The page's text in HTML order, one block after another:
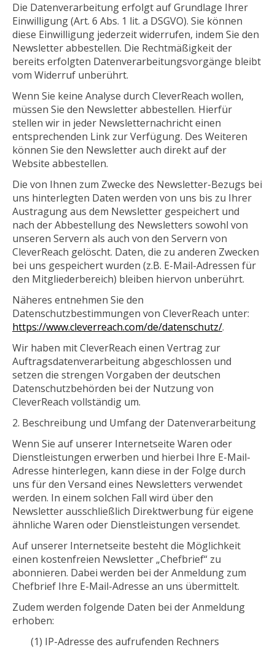
Die Datenverarbeitung erfolgt auf Grundlage Ihrer
Einwilligung (Art. 6 Abs. 1 lit. a DSGVO). Sie können
diese Einwilligung jederzeit widerrufen, indem Sie den
Newsletter abbestellen. Die Rechtmäßigkeit der
bereits erfolgten Datenverarbeitungsvorgänge bleibt
vom Widerruf unberührt.
Wenn Sie keine Analyse durch CleverReach wollen,
müssen Sie den Newsletter abbestellen. Hierfür
stellen wir in jeder Newsletternachricht einen
entsprechenden Link zur Verfügung. Des Weiteren
können Sie den Newsletter auch direkt auf der
Website abbestellen.
Die von Ihnen zum Zwecke des Newsletter-Bezugs bei
uns hinterlegten Daten werden von uns bis zu Ihrer
Austragung aus dem Newsletter gespeichert und
nach der Abbestellung des Newsletters sowohl von
unseren Servern als auch von den Servern von
CleverReach gelöscht. Daten, die zu anderen Zwecken
bei uns gespeichert wurden (z.B. E-Mail-Adressen für
den Mitgliederbereich) bleiben hiervon unberührt.
Näheres entnehmen Sie den
Datenschutzbestimmungen von CleverReach unter:
https://www.cleverreach.com/de/datenschutz/.
Wir haben mit CleverReach einen Vertrag zur
Auftragsdatenverarbeitung abgeschlossen und
setzen die strengen Vorgaben der deutschen
Datenschutzbehörden bei der Nutzung von
CleverReach vollständig um.
Beschreibung und Umfang der Datenverarbeitung
Wenn Sie auf unserer Internetseite Waren oder
Dienstleistungen erwerben und hierbei Ihre E-Mail-
Adresse hinterlegen, kann diese in der Folge durch
uns für den Versand eines Newsletters verwendet
werden. In einem solchen Fall wird über den
Newsletter ausschließlich Direktwerbung für eigene
ähnliche Waren oder Dienstleistungen versendet.
Auf unserer Internetseite besteht die Möglichkeit
einen kostenfreien Newsletter „Chefbrief“ zu
abonnieren. Dabei werden bei der Anmeldung zum
Chefbrief Ihre E-Mail-Adresse an uns übermittelt.
Zudem werden folgende Daten bei der Anmeldung
erhoben:
(1) IP-Adresse des aufrufenden Rechners